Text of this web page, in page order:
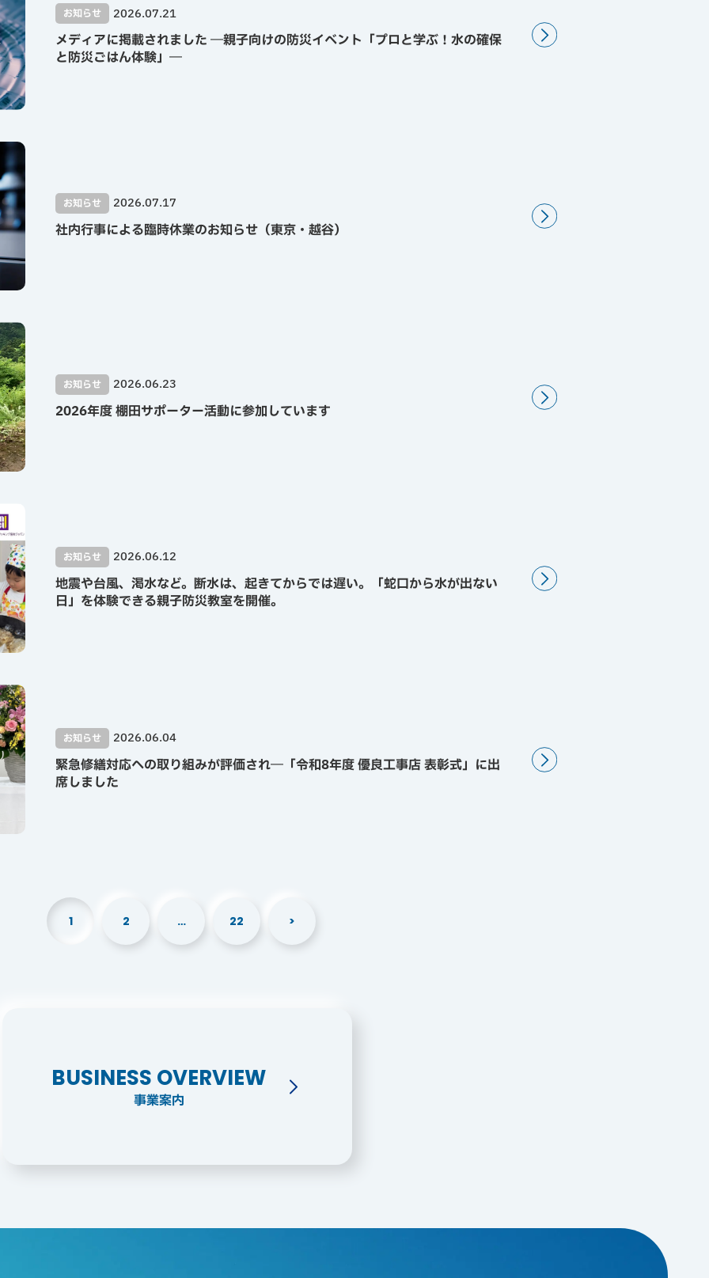
お知らせ 2026.07.21
メディアに掲載されました ―親子向けの防災イベント「プロと学ぶ！水の確保
と防災ごはん体験」―
お知らせ 2026.07.17
社内行事による臨時休業のお知らせ（東京・越谷）
お知らせ 2026.06.23
2026年度 棚田サポーター活動に参加しています
お知らせ 2026.06.12
地震や台風、渇水など。断水は、起きてからでは遅い。「蛇口から水が出ない
日」を体験できる親子防災教室を開催。
お知らせ 2026.06.04
緊急修繕対応への取り組みが評価され―「令和8年度 優良工事店 表彰式」に出
席しました
1 2 … 22 >
BUSINESS OVERVIEW
事業案内